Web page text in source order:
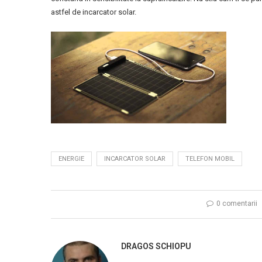
astfel de incarcator solar.
ENERGIE INCARCATOR SOLAR TELEFON MOBIL
0 comentarii
DRAGOS SCHIOPU